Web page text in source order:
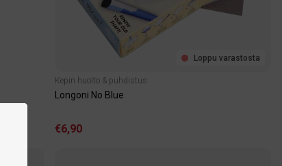
Loppu varastosta
Kepin huolto & puhdistus
Longoni No Blue
€6,90